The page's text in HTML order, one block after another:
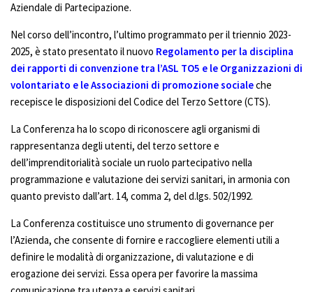
Aziendale di Partecipazione.
Nel corso dell’incontro, l’ultimo programmato per il triennio 2023-
2025, è stato presentato il nuovo Regolamento per la disciplina
dei rapporti di convenzione tra l’ASL TO5 e le Organizzazioni di
volontariato e le Associazioni di promozione socialeche
recepisce le disposizioni del Codice del Terzo Settore (CTS).
La Conferenza ha lo scopo di riconoscere agli organismi di
rappresentanza degli utenti, del terzo settore e
dell’imprenditorialità sociale un ruolo partecipativo nella
programmazione e valutazione dei servizi sanitari, in armonia con
quanto previsto dall’art. 14, comma 2, del d.lgs. 502/1992.
La Conferenza costituisce uno strumento di governance per
l’Azienda, che consente di fornire e raccogliere elementi utili a
definire le modalità di organizzazione, di valutazione e di
erogazione dei servizi. Essa opera per favorire la massima